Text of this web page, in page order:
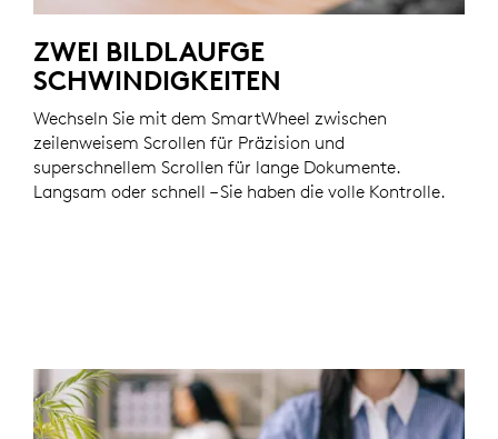
ZWEI BILDLAUFGE
SCHWINDIGKEITEN
Wechseln Sie mit dem SmartWheel zwischen
zeilenweisem Scrollen für Präzision und
superschnellem Scrollen für lange Dokumente.
Langsam oder schnell – Sie haben die volle Kontrolle.